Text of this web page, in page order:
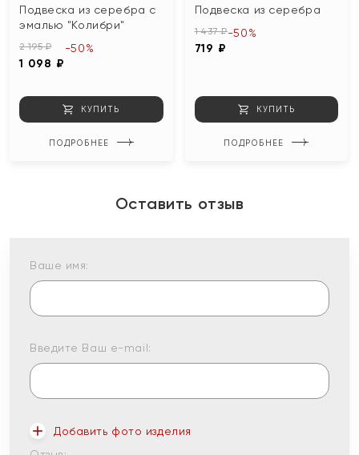
Подвеска из серебра с
эмалью "Колибри"
2 195 ₽
1 098 ₽
-50%
КУПИТЬ
ПОДРОБНЕЕ
Подвеска из серебра
1 437 ₽
719 ₽
-50%
КУПИТЬ
ПОДРОБНЕЕ
Оставить отзыв
Ваше имя:
Введите Ваш e-mail:
Добавить фото изделия